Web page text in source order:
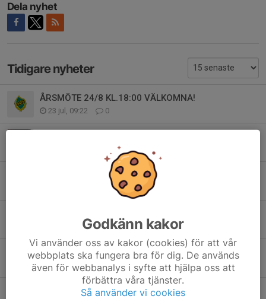
Dela nyhet
Tidigare nyheter
ÅRSMÖTE 24/8 KL.18:00 VÄLKOMNA!
23 jul, 09:22 0
Träningsläger i Hästveda 28-30/8 2026
4
4 jun, 10:26 0
Skånes Idrottsledarstipendier 2026 till Alma!
1 jun, 18:48 0
Malmö börjar med oss 2026
Godkänn kakor
Vi använder oss av kakor (cookies) för att vår
webbplats ska fungera bra för dig. De används
även för webbanalys i syfte att hjälpa oss att
förbättra våra tjänster.
Så använder vi cookies